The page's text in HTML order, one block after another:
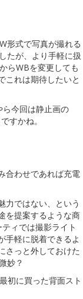
形式で写真が撮れる
たが、より手軽に扱
らWBを変更しても
これは期待したいと
今回は静止画の
すかね。
合わせであれば充電
力ではない、という
を提案するような商
ィでは撮影ライト
手軽に脱着できるよ
さっと外しておけた
妙？
初に買った背面スト